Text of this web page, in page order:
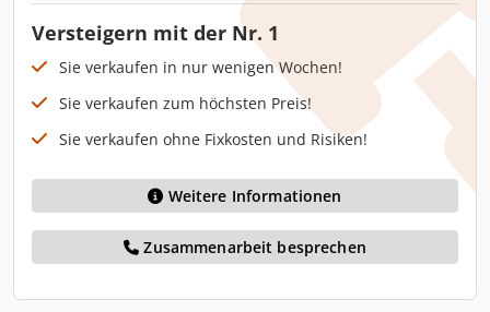
Versteigern mit der Nr. 1
Sie verkaufen in nur wenigen Wochen!
Sie verkaufen zum höchsten Preis!
Sie verkaufen ohne Fixkosten und Risiken!
Weitere Informationen
Zusammenarbeit besprechen